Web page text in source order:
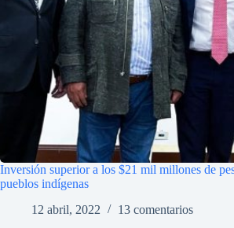
Inversión superior a los $21 mil millones de
pueblos indígenas
12 abril, 2022
13 comentarios